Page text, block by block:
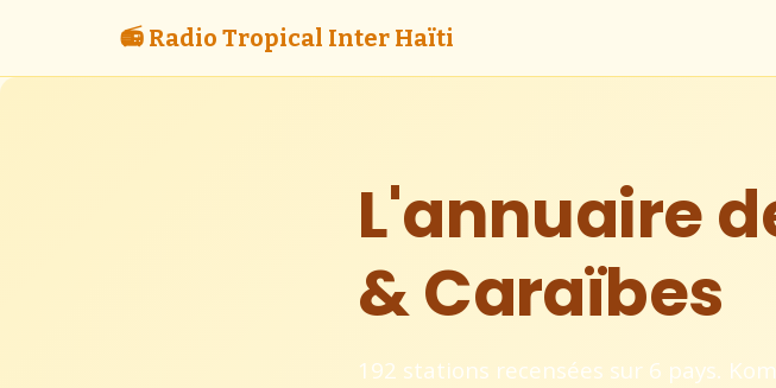
📻 Radio Tropical Inter Haïti
L'annuaire
& Caraïbes
192 stations recensées sur 6 pays.